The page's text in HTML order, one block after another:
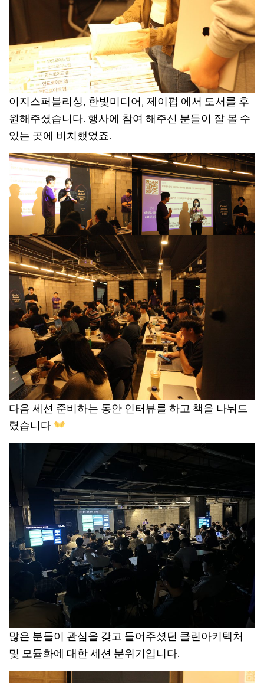
이지스퍼블리싱, 한빛미디어, 제이펍 에서 도서를 후
원해주셨습니다. 행사에 참여 해주신 분들이 잘 볼 수
있는 곳에 비치했었죠.
다음 세션 준비하는 동안 인터뷰를 하고 책을 나눠드
렸습니다
많은 분들이 관심을 갖고 들어주셨던 클린아키텍처
및 모듈화에 대한 세션 분위기입니다.